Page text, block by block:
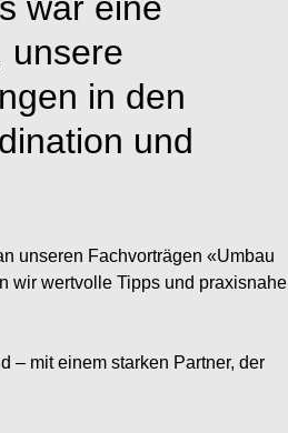
unsere
in den
und
unseren Fachvorträgen «Umbau
wir wertvolle Tipps und praxisnahe
– mit einem starken Partner, der